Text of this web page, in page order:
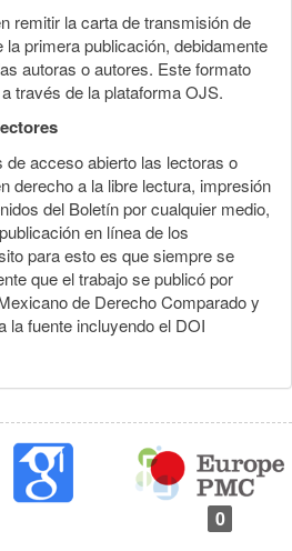
remitir la carta de transmisión de
primera publicación, debidamente
autoras o autores. Este formato
través de la plataforma OJS.
acceso abierto las lectoras o
derecho a la libre lectura, impresión
del Boletín por cualquier medio,
en línea de los
para esto es que siempre se
que el trabajo se publicó por
de Derecho Comparado y
la fuente incluyendo el DOI
0